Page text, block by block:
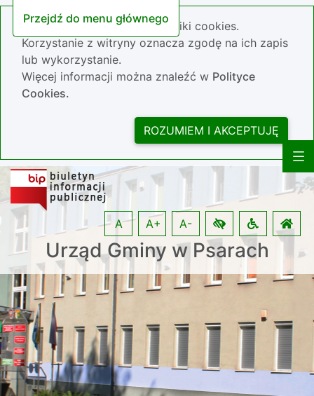
Przejdź do menu głównego
Nasza strona wykorzystuje pliki cookies.
Korzystanie z witryny oznacza zgodę na ich zapis
lub wykorzystanie.
Więcej informacji można znaleźć w Polityce
Cookies.
ROZUMIEM I AKCEPTUJĘ
Urząd Gminy w Psarach
A A+ A-